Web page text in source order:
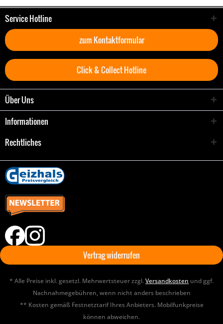
Service Hotline
zum Kontaktformular
Click & Collect Hotline
Über Uns
Informationen
Rechtliches
Vertrag widerrufen
* Alle Preise inkl. gesetzl. Mehrwertsteuer zzgl.Versandkosten und ggf.
Nachnahmegebühren, wenn nicht anders beschrieben
** Kosten gemäß Festnetztarif Ihres Anbieters. Mobilfunkpreise
können abweichen.